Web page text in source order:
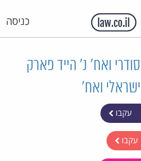
כניסה
ת.א. 037692/03 סודרי ואח' נ' הייד פארק
ואח'
עקבו
עקבו